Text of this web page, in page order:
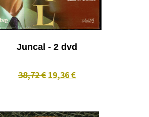
Juncal - 2 dvd
38,72 € 19,36 €